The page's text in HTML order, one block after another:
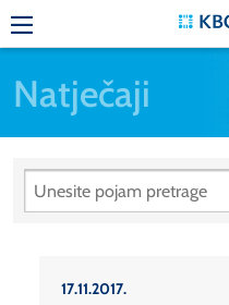
Natječaji
17.11.2017.